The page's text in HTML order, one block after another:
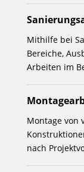
Mithilfe bei
Bereiche,
Arbeiten im
Montage von
nach